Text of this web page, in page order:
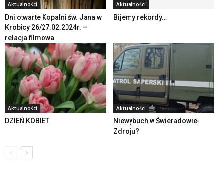
Aktualności
Dni otwarte Kopalni św. Jana w
Krobicy 26/27.02.2024r. –
relacja filmowa
Aktualności
Bijemy rekordy…
Aktualności
DZIEŃ KOBIET
Aktualności
Niewybuch w Świeradowie-
Zdroju?